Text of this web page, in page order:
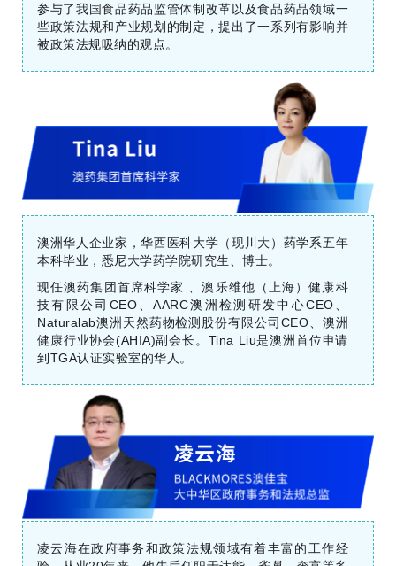
参与了我国食品药品监管体制改革以及食品药品领域一
些政策法规和产业规划的制定，提出了一系列有影响并
被政策法规吸纳的观点。
澳洲华人企业家，华西医科大学（现川大）药学系五年
本科毕业，悉尼大学药学院研究生、博士。
现任澳药集团首席科学家 、澳乐维他（上海）健康科
技有限公司CEO、AARC澳洲检测研发中心CEO、
Naturalab澳洲天然药物检测股份有限公司CEO、澳洲
健康行业协会(AHIA)副会长。Tina Liu是澳洲首位申请
到TGA认证实验室的华人。
凌云海在政府事务和政策法规领域有着丰富的工作经